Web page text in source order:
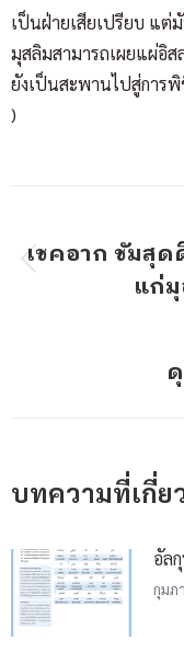
เป็นฝ่ายเสียเปรียบ แต่
มุสลิมสามารถเผยแผ่อิส
ยังเป็นสะพานไปสู่การพิ
)
เชคอาก ชัมสุด
แก่
บทความที่เกี่ย
อัล
กุมภ